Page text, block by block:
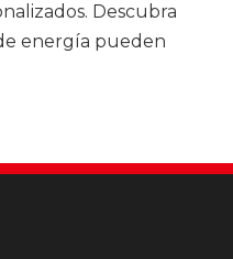
Descubra
energía pueden